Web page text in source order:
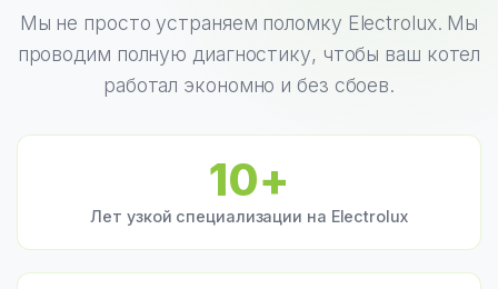
Мы не просто устраняем поломку Electrolux. Мы
проводим полную диагностику, чтобы ваш котел
работал экономно и без сбоев.
10+
Лет узкой специализации на Electrolux